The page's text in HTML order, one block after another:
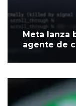
Meta lanza
agente de